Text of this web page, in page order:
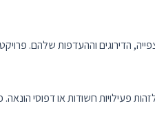
פעילויות חשודות או דפוסי